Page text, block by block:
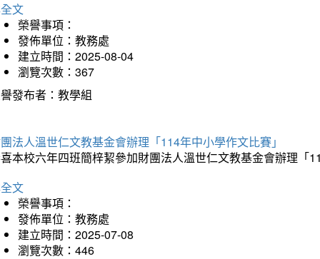
文
榮譽事項：
發佈單位：教務處
建立時間：2025-08-04
瀏覽次數：367
發布者：教學組
法人溫世仁文教基金會辦理「114年中小學作文比賽」
本校六年四班簡梓絜參加財團法人溫世仁文教基金會辦理「
文
榮譽事項：
發佈單位：教務處
建立時間：2025-07-08
瀏覽次數：446